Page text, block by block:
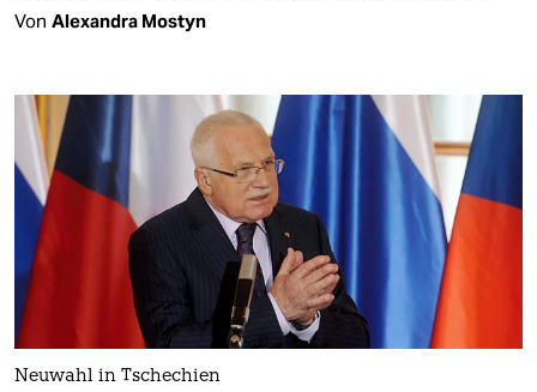
Von Alexandra Mostyn
Neuwahl in Tschechien